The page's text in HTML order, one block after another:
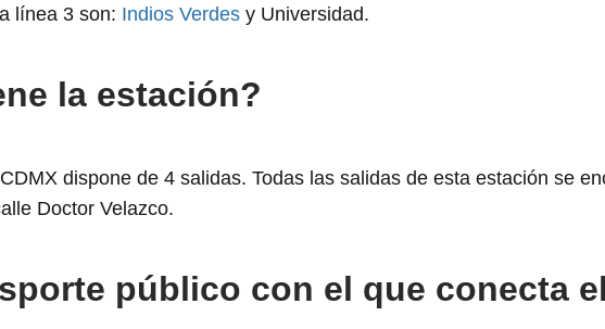
línea 3 son: Indios Verdes y Universidad.
la estación?
dispone de 4 salidas. Todas las salidas de esta estación se
Doctor Velazco.
público con el que conecta